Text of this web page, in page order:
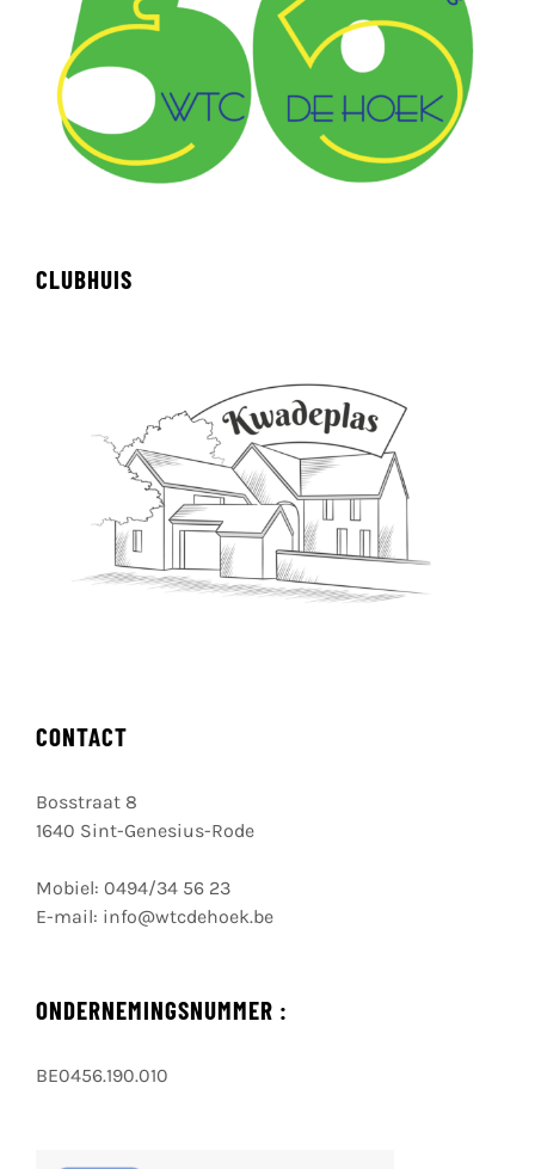
CLUBHUIS
CONTACT
Bosstraat 8
1640 Sint-Genesius-Rode
Mobiel: 0494/34 56 23
E-mail: info@wtcdehoek.be
ONDERNEMINGSNUMMER :
BE0456.190.010